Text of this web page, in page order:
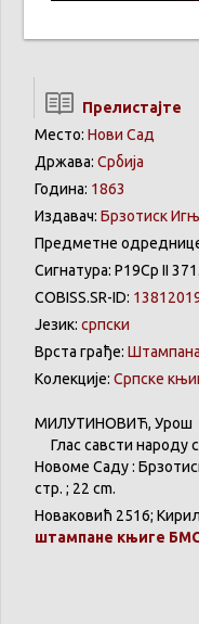
Прелистајте
Место: Нови Сад
Држава: Србија
Година: 1863
Издавач: Брзотиск
Предметне
Сигнатура: Р19Ср II
COBISS.SR-ID:
Језик: српски
Врста грађе: Штампана
Колекције: Српске
МИЛУТИНОВИЋ, Урош
Глас савѣсти народу
Новоме Саду:
стр. ; 22 cm.
Новаковић 2516;
штампане књиге